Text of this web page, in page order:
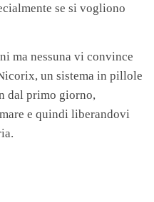
se si vogliono
ma nessuna vi convince
un sistema in pillole
dal primo giorno,
e quindi liberandovi